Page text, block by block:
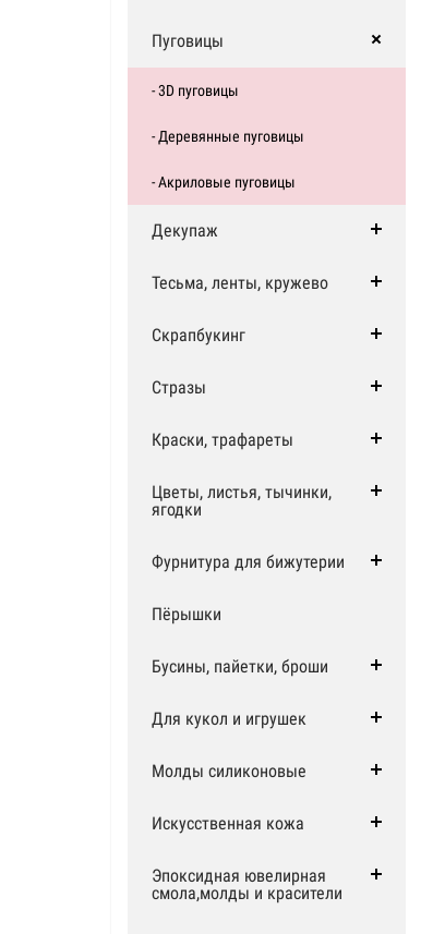
Пуговицы
- 3D пуговицы
- Деревянные пуговицы
- Акриловые пуговицы
Декупаж
Тесьма, ленты, кружево
Скрапбукинг
Стразы
Краски, трафареты
Цветы, листья, тычинки,
ягодки
Фурнитура для бижутерии
Пёрышки
Бусины, пайетки, броши
Для кукол и игрушек
Молды силиконовые
Искусственная кожа
Эпоксидная ювелирная
смола,молды и красители